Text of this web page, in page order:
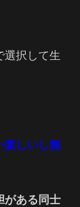
選択して生
楽しいし無
がある同士